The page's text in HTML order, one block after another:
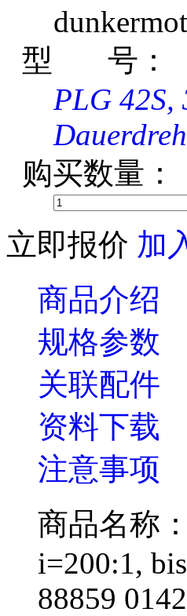
型 号：
PLG
购买数量：
立即报价 加
商品介绍
规格参数
关联配件
资料下载
注意事项
商品名称
i=200:1,
88859